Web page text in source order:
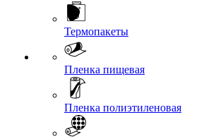
Термопакеты
Пленка пищевая
Пленка полиэтиленовая